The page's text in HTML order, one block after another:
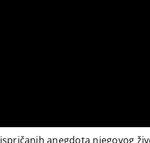
anegdota njegovog